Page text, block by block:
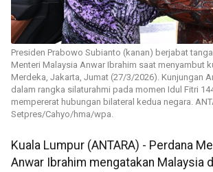
Presiden Prabowo Subianto (kanan) berjabat
Menteri Malaysia Anwar Ibrahim saat menyambut
Merdeka, Jakarta, Jumat (27/3/2026). Kunjungan
dalam rangka silaturahmi pada momen Idul Fitri
mempererat hubungan bilateral kedua negara.
Setpres/Cahyo/hma/wpa.
Kuala Lumpur (ANTARA) - Perdana
Anwar Ibrahim mengatakan Malaysia